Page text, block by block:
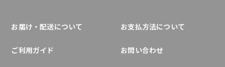
お届け・配送について お支払方法について
ご利用ガイド お問い合わせ